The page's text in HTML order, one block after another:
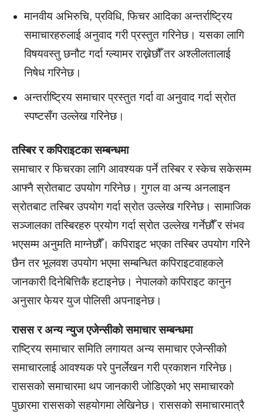
मानवीय अभिरुचि, प्रविधि, फिचर आदिका अन्तर्राष्ट्रिय
समाचारहरुलाई अनुवाद गरी प्रस्तुत गरिनेछ। यसका लागि
विषयवस्तु छनौट गर्दा ग्ल्यामर राख्नेछौँ तर अश्लीलतालाई
निषेध गरिनेछ।
अन्तर्राष्ट्रिय समाचार प्रस्तुत गर्दा वा अनुवाद गर्दा स्रोत
स्पष्टसँग उल्लेख गरिनेछ।
तस्बिर र कपिराइटका सम्बन्धमा
समाचार र फिचरका लागि आवश्यक पर्ने तस्बिर र स्केच सकेसम्म
आफ्नै स्रोतबाट उपयोग गरिनेछ। गुगल वा अन्य अनलाइन
स्रोतबाट तस्बिर उपयोग गर्दा स्रोत उल्लेख गरिनेछ। सामाजिक
सञ्जालका तस्बिरहरु प्रयोग गर्दा स्रोत उल्लेख गर्नेछौँ र संभव
भएसम्म अनुमति माग्नेछौँ। कपिराइट भएका तस्बिर उपयोग गरिने
छैन तर भूलवश उपयोग भएमा सम्बन्धित कपिराइटवाहकले
जानकारी दिनेबित्तिकै हटाइनेछ। नेपालको कपिराइट कानुन
अनुसार फेयर युज पोलिसी अपनाइनेछ।
रासस र अन्य न्युज एजेन्सीको समाचार सम्बन्धमा
राष्ट्रिय समाचार समिति लगायत अन्य समाचार एजेन्सीको
समाचारलाई आवश्यक परे पुनर्लेखन गरी प्रकाशन गरिनेछ।
राससको समाचारमा थप जानकारी जोडिएको भए समाचारको
पुछारमा राससको सहयोगमा लेखिनेछ। राससको समाचारमात्रै